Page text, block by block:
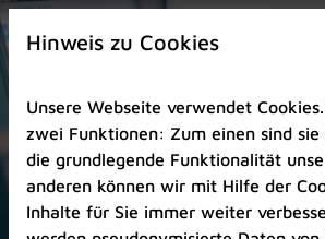
Zur
Startseite
Zum
Seitenanfang
springen
(Schnelltaste
A)
Hinweis zu Cookies
Unsere Webseite verwendet
zwei Funktionen: Zum einen sind
die grundlegende Funktionalität
anderen können wir mit Hilfe der
Inhalte für Sie immer weiter